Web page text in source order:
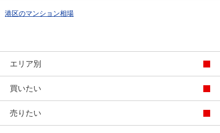
港区のマンション相場
エリア別
買いたい
売りたい